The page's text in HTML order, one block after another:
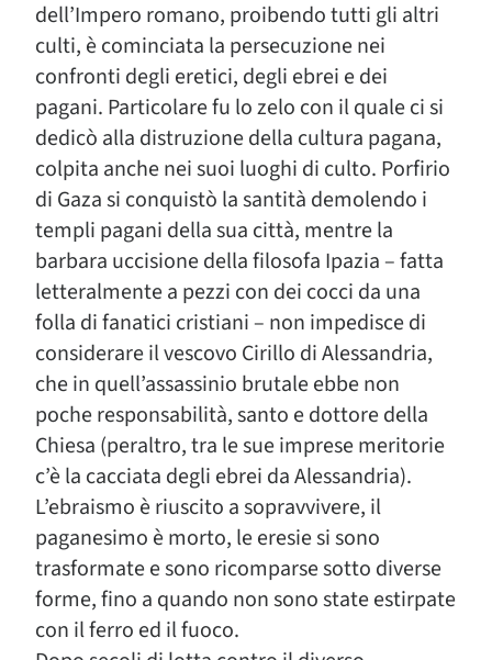
dell’Impero romano, proibendo tutti gli altri
culti, è cominciata la persecuzione nei
confronti degli eretici, degli ebrei e dei
pagani. Particolare fu lo zelo con il quale ci si
dedicò alla distruzione della cultura pagana,
colpita anche nei suoi luoghi di culto. Porfirio
di Gaza si conquistò la santità demolendo i
templi pagani della sua città, mentre la
barbara uccisione della filosofa Ipazia – fatta
letteralmente a pezzi con dei cocci da una
folla di fanatici cristiani – non impedisce di
considerare il vescovo Cirillo di Alessandria,
che in quell’assassinio brutale ebbe non
poche responsabilità, santo e dottore della
Chiesa (peraltro, tra le sue imprese meritorie
c’è la cacciata degli ebrei da Alessandria).
L’ebraismo è riuscito a sopravvivere, il
paganesimo è morto, le eresie si sono
trasformate e sono ricomparse sotto diverse
forme, fino a quando non sono state estirpate
con il ferro ed il fuoco.